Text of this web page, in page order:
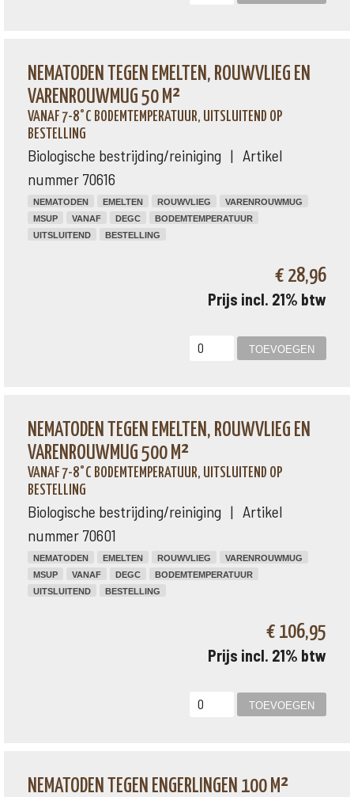
NEMATODEN TEGEN EMELTEN, ROUWVLIEG EN
VARENROUWMUG 50 M²
VANAF 7-8°C BODEMTEMPERATUUR, UITSLUITEND OP
BESTELLING
Biologische bestrijding/reiniging | Artikel
nummer 70616
NEMATODEN EMELTEN ROUWVLIEG
VARENROUWMUG
MSUP
VANAF DEGC
BODEMTEMPERATUUR
UITSLUITEND
BESTELLING
€ 28,96
Prijs incl. 21% btw
NEMATODEN TEGEN EMELTEN, ROUWVLIEG EN
VARENROUWMUG 500 M²
VANAF 7-8°C BODEMTEMPERATUUR, UITSLUITEND OP
BESTELLING
Biologische bestrijding/reiniging | Artikel
nummer 70601
NEMATODEN EMELTEN ROUWVLIEG
VARENROUWMUG
MSUP
VANAF DEGC
BODEMTEMPERATUUR
UITSLUITEND
BESTELLING
€ 106,95
Prijs incl. 21% btw
NEMATODEN TEGEN ENGERLINGEN 100 M²